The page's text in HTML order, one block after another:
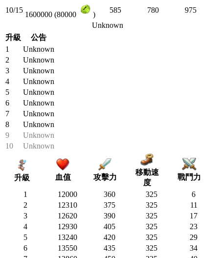
10/15
1600000 (80000 )
585 780
975
Unknown
升級
公告
1
Unknown
2
Unknown
3
Unknown
4
Unknown
5
Unknown
6
Unknown
7
Unknown
8
Unknown
9
Unknown
10
Unknown
升級 血值 攻擊力
移動速
度
戰鬥力
1 12000 360 325
6
2
12310 375 325
11
3
12620 390 325
17
4
12930 405 325
23
5
13240 420 325
29
6
13550 435 325
34